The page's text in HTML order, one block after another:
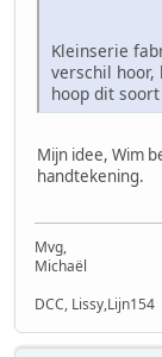
Kleinserie
verschil
hoop dit
Mijn idee, Wim
handtekening.
Mvg,
Michaël
DCC, Lissy,Lijn154